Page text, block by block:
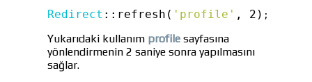
Redirect :: refresh( 'profile' , 2) ;
Yukarıdaki kullanım profile sayfasına
yönlendirmenin 2 saniye sonra yapılmasını
sağlar.